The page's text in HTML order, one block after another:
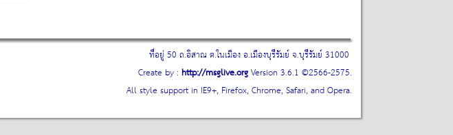
ที่อยู่ 50 ถ.อิสาณ ต.ในเมือง อ.เมืองบุรีรัมย์ จ.บุรีรัมย์ 31000
Create by : http://msglive.orgVersion 3.6.1 ©2566-2575.
All style support in IE9+, Firefox, Chrome, Safari, and Opera.